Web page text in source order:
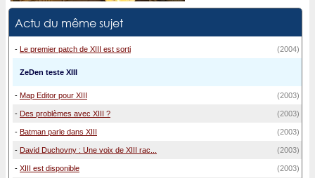
Actu du même sujet
- Le premier patch de XIII est sorti (2004)
ZeDen teste XIII
- Map Editor pour XIII (2003)
- Des problèmes avec XIII ? (2003)
- Batman parle dans XIII (2003)
- David Duchovny : Une voix de XIII rac... (2003)
- XIII est disponible (2003)